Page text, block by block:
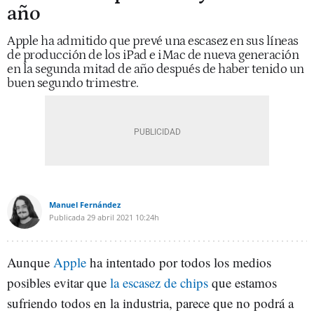
año
Apple ha admitido que prevé una escasez en sus líneas
de producción de los iPad e iMac de nueva generación
en la segunda mitad de año después de haber tenido un
buen segundo trimestre.
Manuel Fernández
Publicada 29 abril 2021 10:24h
Aunque Apple ha intentado por todos los medios
posibles evitar que la escasez de chips que estamos
sufriendo todos en la industria, parece que no podrá a